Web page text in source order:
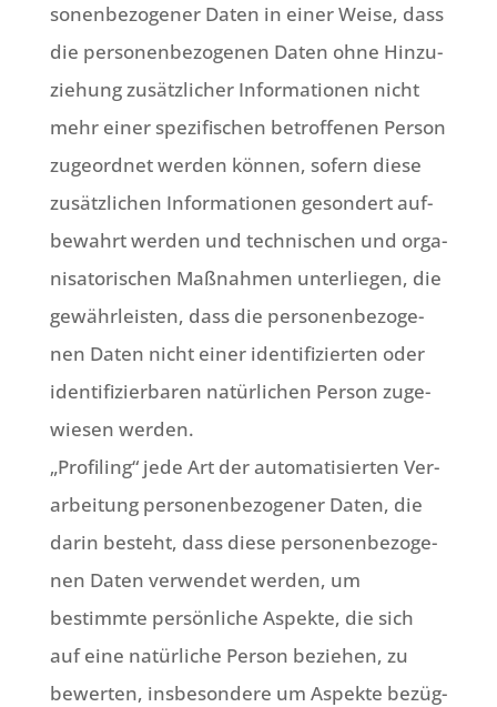
so­nen­be­zo­ge­ner Daten in einer Wei­se, dass
die per­so­nen­be­zo­ge­nen Daten ohne Hin­zu­
zie­hung zusätz­li­cher Infor­ma­tio­nen nicht
mehr einer spe­zi­fi­schen betrof­fe­nen Per­son
zuge­ord­net wer­den kön­nen, sofern die­se
zusätz­li­chen Infor­ma­tio­nen geson­dert auf­
be­wahrt wer­den und tech­ni­schen und orga­
ni­sa­to­ri­schen Maß­nah­men unter­lie­gen, die
gewähr­lei­sten, dass die per­so­nen­be­zo­ge­
nen Daten nicht einer iden­ti­fi­zier­ten oder
iden­ti­fi­zier­ba­ren natür­li­chen Per­son zuge­
wie­sen wer­den.
„Pro­filing“ jede Art der auto­ma­ti­sier­ten Ver­
ar­bei­tung per­so­nen­be­zo­ge­ner Daten, die
dar­in besteht, dass die­se per­so­nen­be­zo­ge­
nen Daten ver­wen­det wer­den, um
bestimm­te per­sön­li­che Aspek­te, die sich
auf eine natür­li­che Per­son bezie­hen, zu
bewer­ten, ins­be­son­de­re um Aspek­te bezüg­